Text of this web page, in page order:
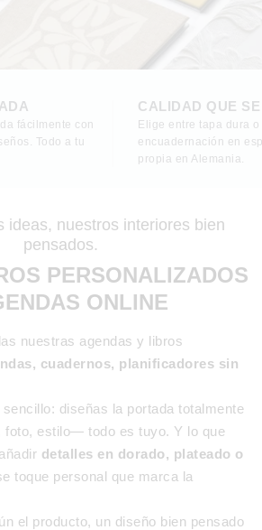
fácilmente con
Todo a tu
CALIDAD QUE
Elige entre tapa dura o
encuadernación en
propia en Alemania.
ideas, nuestros interiores bien
pensados.
PERSONALIZADOS
ONLINE
nuestras agendas y libros
cuadernos, planificadores sin
diseñas la portada totalmente
estilo— todo es tuyo. Y lo que
detalles en dorado, plateado o
toque personal que marca la
el producto, un diseño bien pensado